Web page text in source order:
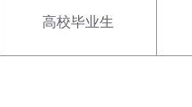
高校毕业生